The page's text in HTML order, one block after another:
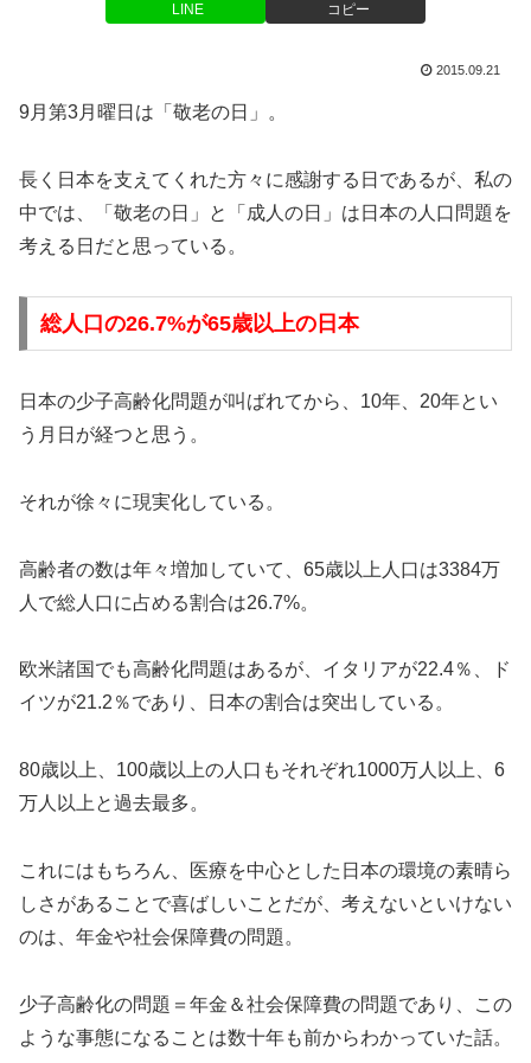
LINE コピー
2015.09.21
9月第3月曜日は「敬老の日」。
長く日本を支えてくれた方々に感謝する日であるが、私の
中では、「敬老の日」と「成人の日」は日本の人口問題を
考える日だと思っている。
総人口の26.7%が65歳以上の日本
日本の少子高齢化問題が叫ばれてから、10年、20年とい
う月日が経つと思う。
それが徐々に現実化している。
高齢者の数は年々増加していて、65歳以上人口は3384万
人で総人口に占める割合は26.7%。
欧米諸国でも高齢化問題はあるが、イタリアが22.4％、ド
イツが21.2％であり、日本の割合は突出している。
80歳以上、100歳以上の人口もそれぞれ1000万人以上、6
万人以上と過去最多。
これにはもちろん、医療を中心とした日本の環境の素晴ら
しさがあることで喜ばしいことだが、考えないといけない
のは、年金や社会保障費の問題。
少子高齢化の問題＝年金＆社会保障費の問題であり、この
ような事態になることは数十年も前からわかっていた話。